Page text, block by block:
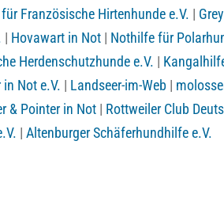
Französische Hirtenhunde e.V. |
| Hovawart in Not | Nothilfe für
Herdenschutzhunde e.V. |
in Not e.V. | Landseer-im-Web |
& Pointer in Not | Rottweiler Club
| Altenburger Schäferhundhilfe e.V.